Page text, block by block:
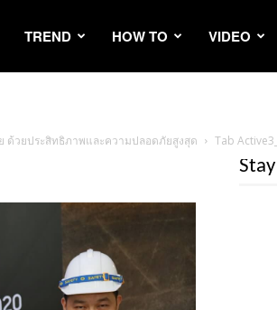
TREND HOW TO VIDEO
ด้วยประสิทธิภาพและความปลอดภัยสูงสุด Tab